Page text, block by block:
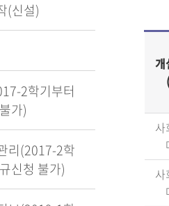
(신설)
2학기부터
가)
리(2017-2학
신청 불가)
개
사
사